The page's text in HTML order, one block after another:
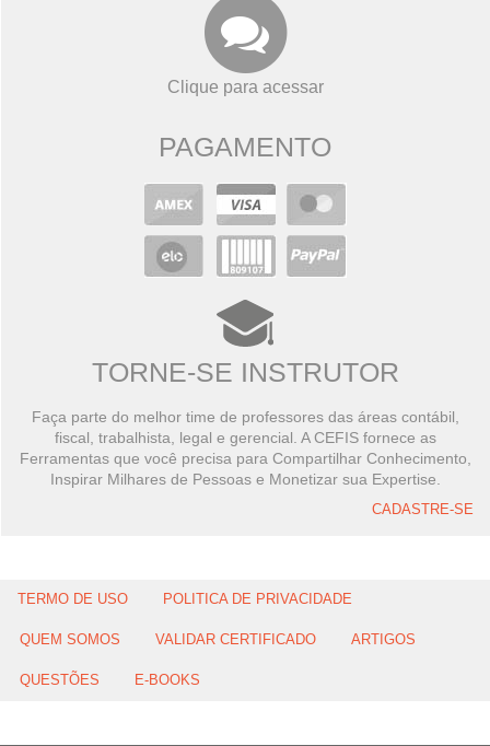
Clique para acessar
PAGAMENTO
TORNE-SE INSTRUTOR
Faça parte do melhor time de professores das áreas contábil,
fiscal, trabalhista, legal e gerencial. A CEFIS fornece as
Ferramentas que você precisa para Compartilhar Conhecimento,
Inspirar Milhares de Pessoas e Monetizar sua Expertise.
CADASTRE-SE
TERMO DE USO POLITICA DE PRIVACIDADE
QUEM SOMOS VALIDAR CERTIFICADO ARTIGOS
QUESTÕES E-BOOKS